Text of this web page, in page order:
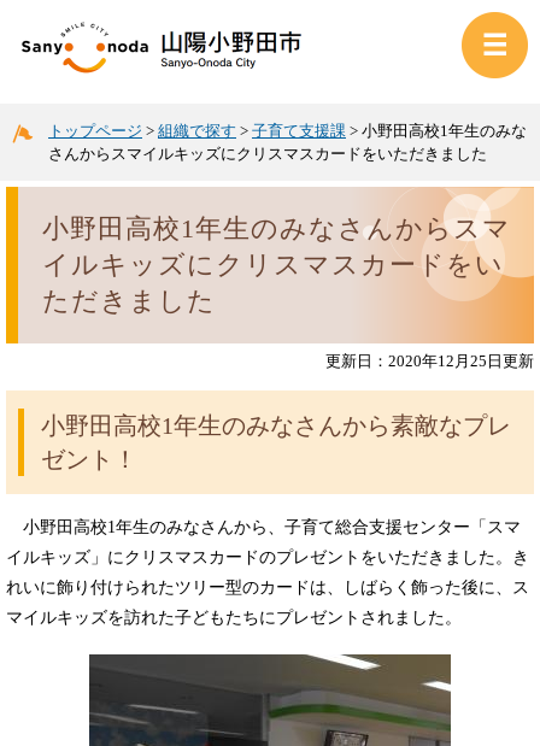
トップページ > 組織で探す > 子育て支援課 > 小野田高校1年生のみな
さんからスマイルキッズにクリスマスカードをいただきました
小野田高校1年生のみなさんからスマ
イルキッズにクリスマスカードをい
ただきました
更新日：2020年12月25日更新
小野田高校1年生のみなさんから素敵なプレ
ゼント！
小野田高校1年生のみなさんから、子育て総合支援センター「スマ
イルキッズ」にクリスマスカードのプレゼントをいただきました。き
れいに飾り付けられたツリー型のカードは、しばらく飾った後に、ス
マイルキッズを訪れた子どもたちにプレゼントされました。